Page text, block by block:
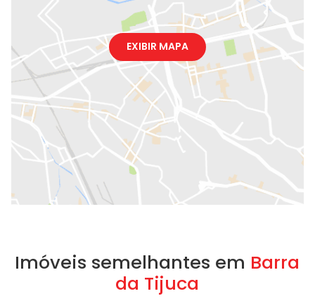
EXIBIR MAPA
Imóveis semelhantes em Barra
da Tijuca